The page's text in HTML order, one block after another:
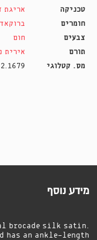
טכניקה
אריגת
חומרים
ברוקאד
צבעים
חום
תורם
אירית
מס. קטלוגי
מידע נוסף
brocade silk satin.
has an ankle-length